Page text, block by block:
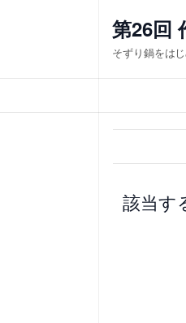
ス
キ
第26回
そずり鍋をは
該当す